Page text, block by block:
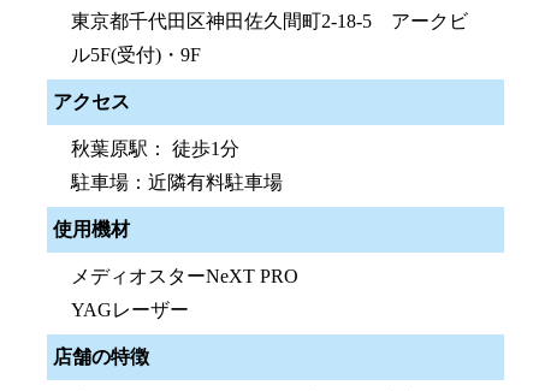
東京都千代田区神田佐久間町2-18-5 アークビ
ル5F(受付)・9F
アクセス
秋葉原駅： 徒歩1分
駐車場：近隣有料駐車場
使用機材
メディオスターNeXT PRO
YAGレーザー
店舗の特徴